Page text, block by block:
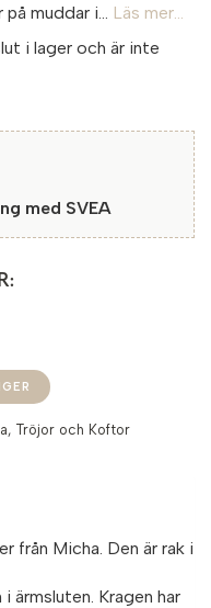
muddar i...
Läs mer...
i lager och är inte
med SVEA
, Tröjor och Koftor
från Micha. Den är rak i
ärmsluten. Kragen har